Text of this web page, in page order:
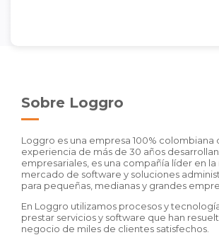
Sobre Loggro
Loggro es una empresa 100% colombiana
experiencia de más de 30 años
empresariales, es una compañía líder en
mercado de software y soluciones
para pequeñas, medianas y grandes
En Loggro utilizamos procesos y
prestar servicios y software que han
negocio de miles de clientes satisfechos.